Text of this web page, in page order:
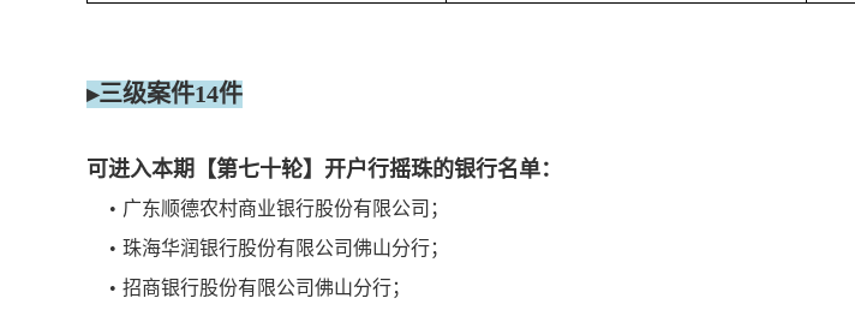
▸三级案件14件
可进入本期【第七十轮】开户行摇珠的银行名单：
• 广东顺德农村商业银行股份有限公司；
•珠海华润银行股份有限公司佛山分行；
•招商银行股份有限公司佛山分行；